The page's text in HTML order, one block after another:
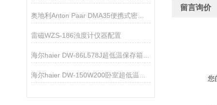
奥地利Anton Paar DMA35便携式密度浓度计
雷磁WZS-186浊度计仪器配置
留言询价
您